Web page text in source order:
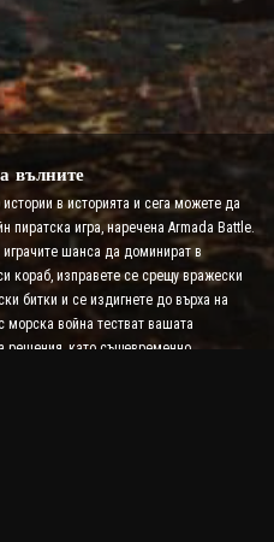
вълните
в историята и сега можете да
пиратска игра, наречена Armada Battle.
шанса да доминират в
кораб, изправете се срещу вражески
битки и се издигнете до върха на
морска война тестват вашата
решения, като същевременно